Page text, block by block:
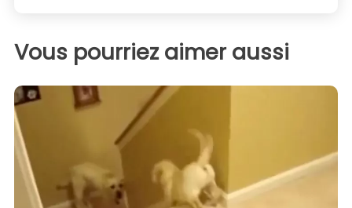
Vous pourriez aimer aussi